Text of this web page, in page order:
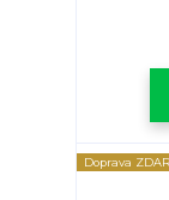
Doprava